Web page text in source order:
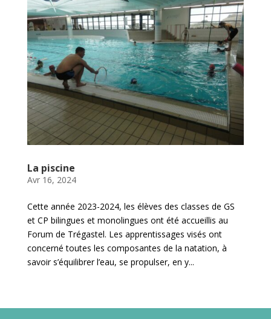
La piscine
Avr 16, 2024
Cette année 2023-2024, les élèves des classes de GS
et CP bilingues et monolingues ont été accueillis au
Forum de Trégastel. Les apprentissages visés ont
concerné toutes les composantes de la natation, à
savoir s’équilibrer l’eau, se propulser, en y...